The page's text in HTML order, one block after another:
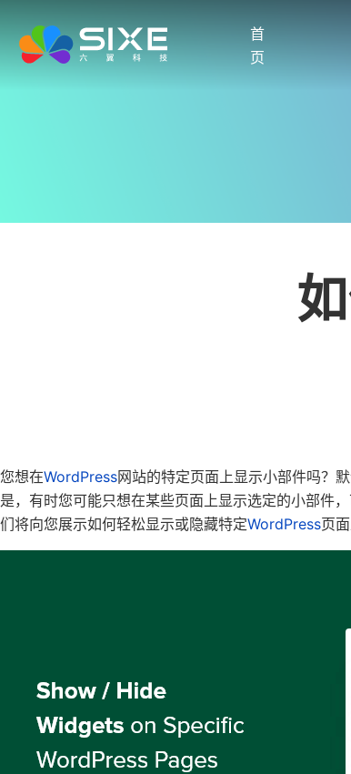
首
页
您想在WordPress网站的特定页面上显示小部件吗？
是，有时您可能只想在某些页面上显示选定的小部件
们将向您展示如何轻松显示或隐藏特定WordPress页